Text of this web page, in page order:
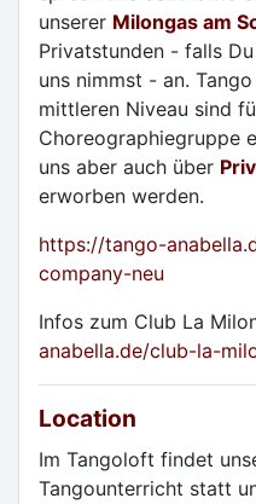
unserer Milongas am
Privatstunden - falls
uns nimmst - an.
mittleren Niveau sind
Choreographiegruppe
uns aber auch über
erworben werden.
https://tango-
company-neu
Infos zum Club La
anabella.de/club-la-
Location
Im Tangoloft findet
Tangounterricht statt